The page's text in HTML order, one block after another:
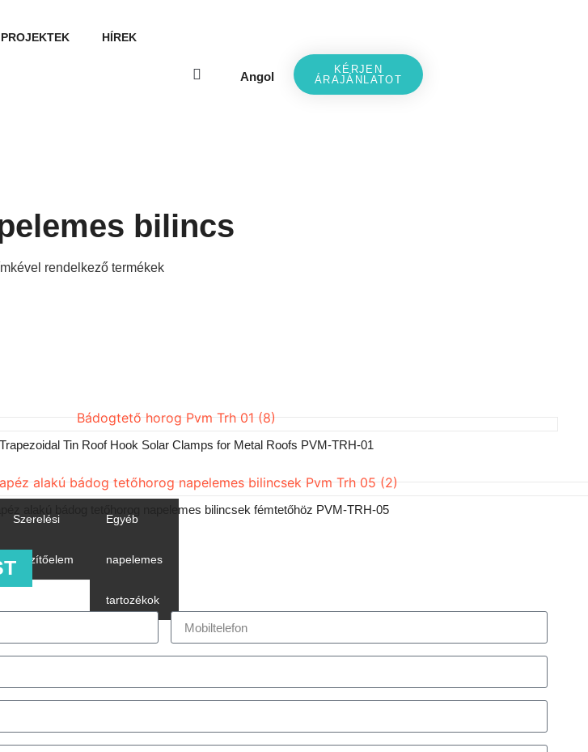
PROJEKTEK HÍREK
Angol
KÉRJEN
ÁRAJÁNLATOT
bilincs
rendelkező termékek
Szerelési
rögzítőelem
Egyéb
napelemes
tartozékok
Trapezoidal Tin Roof Hook Solar Clamps for Metal Roofs PVM-TRH-01
alakú bádog tetőhorog napelemes bilincsek fémtetőhöz PVM-TRH-05